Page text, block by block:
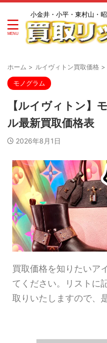
小金井・小平・東村山・
ホーム > ルイヴィトン買取価格 >
モノグラム
【ルイヴィトン】
ル最新買取価格表
2026年8月1日
買取価格を知りたいア
てください。リストに
取りいたしますので、